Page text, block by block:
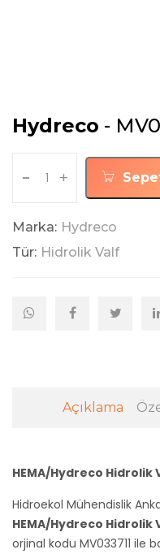
Hydreco -
- +
Marka: Hydreco
Tür: Hidrolik Valf
Açıklama
HEMA/Hydreco Hidrolik
Hidroekol Mühendislik
HEMA/Hydreco Hidrolik
orjinal kodu MV033711 ile